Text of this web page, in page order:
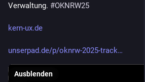
Verwaltung. #OKNRW25
kern-ux.de
unserpad.de/p/oknrw-2025-track
Ausblenden